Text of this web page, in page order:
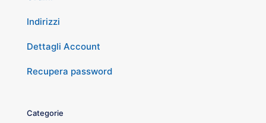
Indirizzi
Dettagli Account
Recupera password
Categorie